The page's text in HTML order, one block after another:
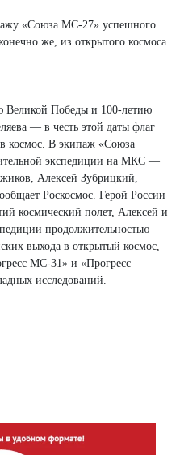
«Союза МС-27» успешного
же, из открытого космоса
Великой Победы и 100-летию
— в честь этой даты флаг
космос. В экипаж «Союза
экспедиции на МКС —
Алексей Зубрицкий,
Роскосмос. Герой России
космический полет, Алексей и
продолжительностью
выхода в открытый космос,
МС-31» и «Прогресс
исследований.